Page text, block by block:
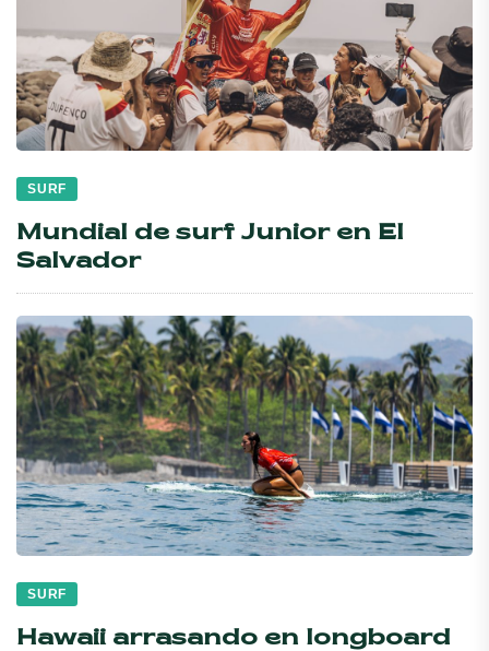
SURF
Mundial de surf Junior en El
Salvador
SURF
Hawaii arrasando en longboard